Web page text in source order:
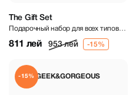
The Gift Set
Подарочный набор для всех типов
811 лей 953 лей
GEEK&GORGEOUS
-15%